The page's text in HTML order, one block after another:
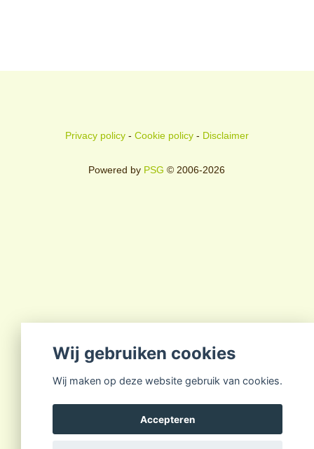
Privacy policy- Cookie policy- Disclaimer
Powered by PSG © 2006-2026
Wij gebruiken cookies
Wij maken op deze website gebruik van cookies.
Accepteren